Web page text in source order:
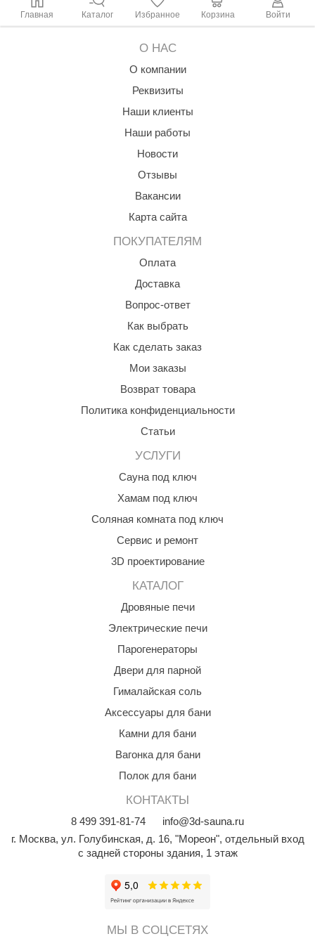
Главная Каталог Избранное Корзина Войти
О НАС
О компании
Реквизиты
Наши клиенты
Наши работы
Новости
Отзывы
Вакансии
Карта сайта
ПОКУПАТЕЛЯМ
Оплата
Доставка
Вопрос-ответ
Как выбрать
Как сделать заказ
Мои заказы
Возврат товара
Политика конфиденциальности
Статьи
УСЛУГИ
Сауна под ключ
Хамам под ключ
Соляная комната под ключ
Сервис и ремонт
3D проектирование
КАТАЛОГ
Дровяные печи
Электрические печи
Парогенераторы
Двери для парной
Гималайская соль
Аксессуары для бани
Камни для бани
Вагонка для бани
Полок для бани
КОНТАКТЫ
8 499 391-81-74
info@3d-sauna.ru
г. Москва, ул. Голубинская, д. 16, "Мореон", отдельный вход
с задней стороны здания, 1 этаж
МЫ В СОЦСЕТЯХ